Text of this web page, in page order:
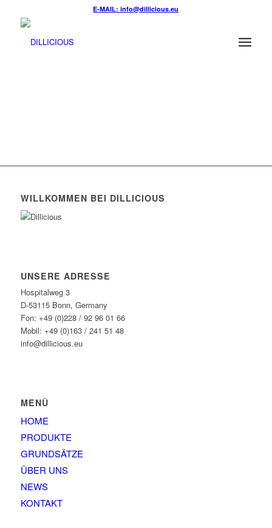
E-MAIL: info@dillicious.eu
WILLKOMMEN BEI DILLICIOUS
UNSERE ADRESSE
Hospitalweg 3
D-53115 Bonn, Germany
Fon: +49 (0)228 / 92 96 01 66
Mobil: +49 (0)163 / 241 51 48
info@dillicious.eu
MENÜ
HOME
PRODUKTE
GRUNDSÄTZE
ÜBER UNS
NEWS
KONTAKT